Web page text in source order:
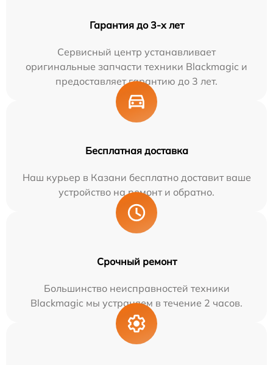
Гарантия до 3-х лет
Сервисный центр устанавливает
оригинальные запчасти техники Blackmagic и
предоставляет гарантию до 3 лет.
Бесплатная доставка
Наш курьер в Казани бесплатно доставит ваше
устройство на ремонт и обратно.
Срочный ремонт
Большинство неисправностей техники
Blackmagic мы устраняем в течение 2 часов.